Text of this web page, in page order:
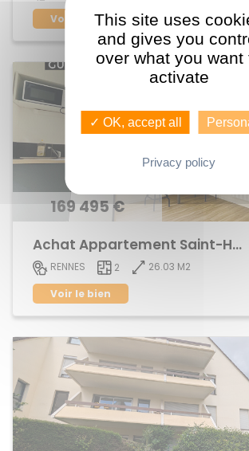
Voir le bien
169 495 €
Achat Appartement Saint-Helier
RENNES 2
26.03 M2
Voir le bien
This site uses
and gives you
over what you want
activate
✓ OK, accept all
Privacy policy